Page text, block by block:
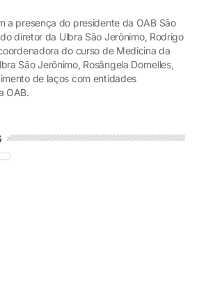
a presença do presidente da OAB São
diretor da Ulbra São Jerônimo, Rodrigo
do curso de Medicina da
São Jerônimo, Rosângela Dornelles,
de laços com entidades
OAB.